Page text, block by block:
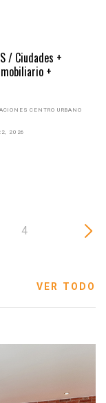
/ Ciudades +
+
CENTRO URBANO
2026
4
VER TODO